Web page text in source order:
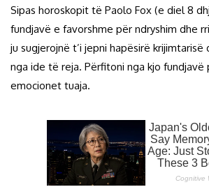
Sipas horoskopit të Paolo Fox (e diel 8
fundjavë e favorshme për ndryshim dhe
ju sugjerojnë t’i jepni hapësirë
nga ide të reja. Përfitoni nga kjo fundjavë
emocionet tuaja.